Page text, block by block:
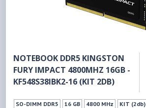
NOTEBOOK DDR5 KINGSTON
FURY IMPACT 4800MHZ 16GB -
KF548S38IBK2-16 (KIT 2DB)
SO-DIMM DDR5 16 GB 4800 MHz KIT (2db)